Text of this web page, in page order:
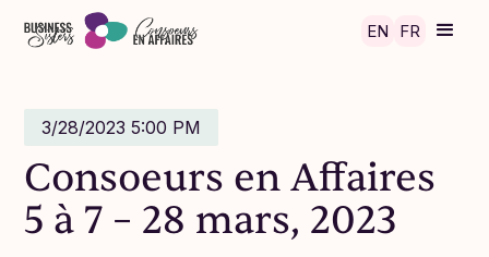
Skip to main content
EN FR
3/28/2023 5:00 PM
Consoeurs en Affaires
5 à 7 – 28 mars, 2023